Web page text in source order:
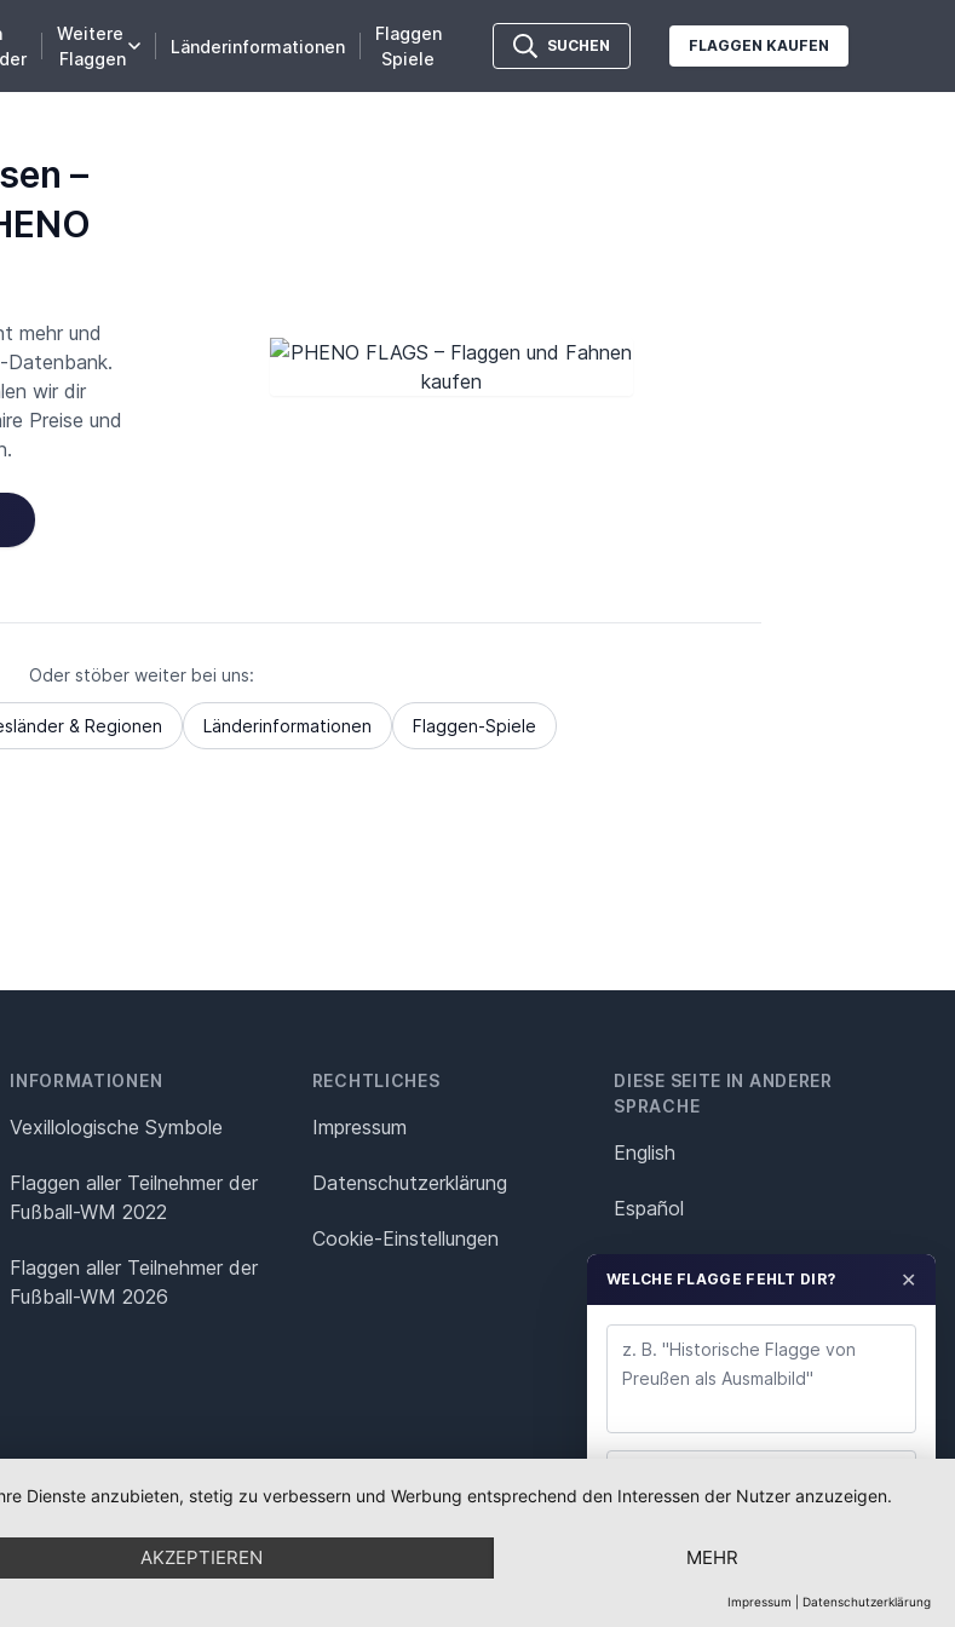
Weitere
Flaggen
Länderinformationen
Flaggen
Spiele
SUCHEN FLAGGEN KAUFEN
–
mehr und
Datenbank.
wir dir
Preise und
Oder stöber weiter bei uns:
& Regionen Länderinformationen Flaggen-Spiele
INFORMATIONEN
Vexillologische Symbole
Flaggen aller Teilnehmer der
Fußball-WM 2022
Flaggen aller Teilnehmer der
Fußball-WM 2026
RECHTLICHES
Impressum
Datenschutz­erklärung
Cookie-Einstellungen
DIESE SEITE IN ANDERER
SPRACHE
English
Español
Italiano
Polska
Português
Nederlands
WELCHE FLAGGE FEHLT DIR? ✕
Dienste anzubieten, stetig zu verbessern und Werbung entsprechend den Interessen der Nutzer anzuzeigen.
AKZEPTIEREN MEHR
Impressum Datenschutzerklärung